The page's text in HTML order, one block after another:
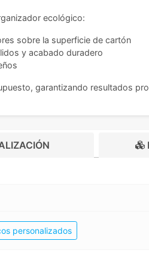
ecológico:
sobre la superficie de cartón
y acabado duradero
garantizando resultados
personalizados